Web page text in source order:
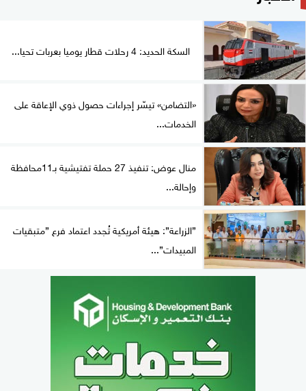
السكة الحديد: 4 رحلات قطار يوميا بعربات تحيا...
«التضامن» تيسّر إجراءات حصول ذوي الإعاقة على
الخدمات...
منال عوض: تنفيذ 27 حملة تفتيشية بـ11محافظة
وإحالة...
”الزراعة”: هيئة أمريكية تُجدد اعتماد فرع ”متبقيات
المبيدات”...